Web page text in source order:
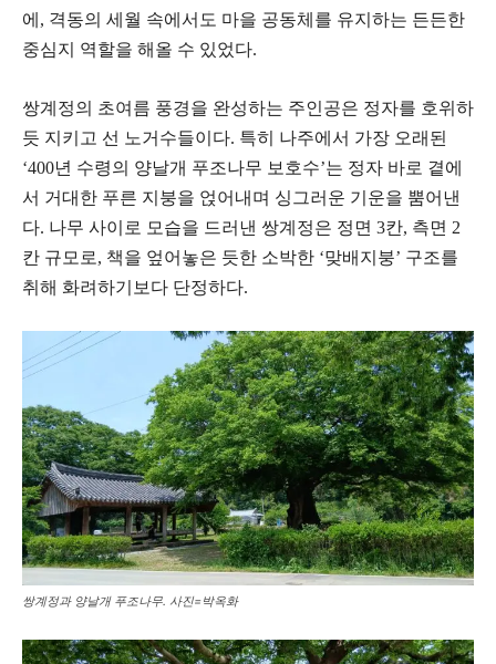
에, 격동의 세월 속에서도 마을 공동체를 유지하는 든든한
중심지 역할을 해올 수 있었다.
쌍계정의 초여름 풍경을 완성하는 주인공은 정자를 호위하
듯 지키고 선 노거수들이다. 특히 나주에서 가장 오래된
‘400년 수령의 양날개 푸조나무 보호수’는 정자 바로 곁에
서 거대한 푸른 지붕을 얹어내며 싱그러운 기운을 뿜어낸
다. 나무 사이로 모습을 드러낸 쌍계정은 정면 3칸, 측면 2
칸 규모로, 책을 엎어놓은 듯한 소박한 ‘맞배지붕’ 구조를
취해 화려하기보다 단정하다.
쌍계정과 양날개 푸조나무. 사진=박옥화